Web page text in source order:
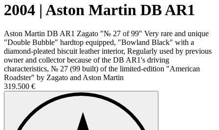
2004 | Aston Martin DB AR1
Aston Martin DB AR1 Zagato "№ 27 of 99" Very rare and unique
"Double Bubble" hardtop equipped, "Bowland Black" with a
diamond-pleated biscuit leather interior, Regularly used by previous
owner and collector because of the DB AR1's driving
characteristics, № 27 (99 built) of the limited-edition "American
Roadster" by Zagato and Aston Martin
319.500 €